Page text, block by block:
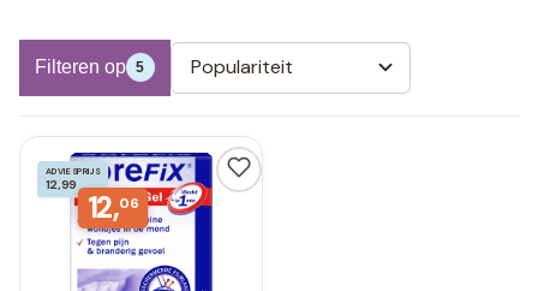
Filteren op 5 Populariteit
ADVIESPRIJS
12,99
12,06